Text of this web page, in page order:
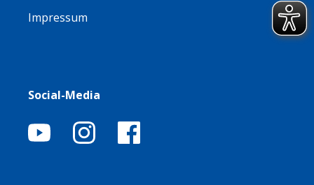
Impressum
Social-Media